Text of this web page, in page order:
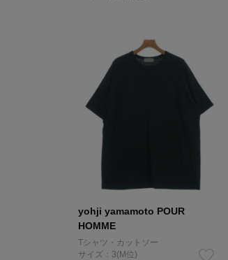
yohji yamamoto POUR
HOMME
Tシャツ・カットソー
サイズ：3(M位)